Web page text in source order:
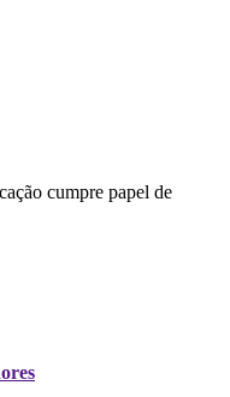
cumpre papel de